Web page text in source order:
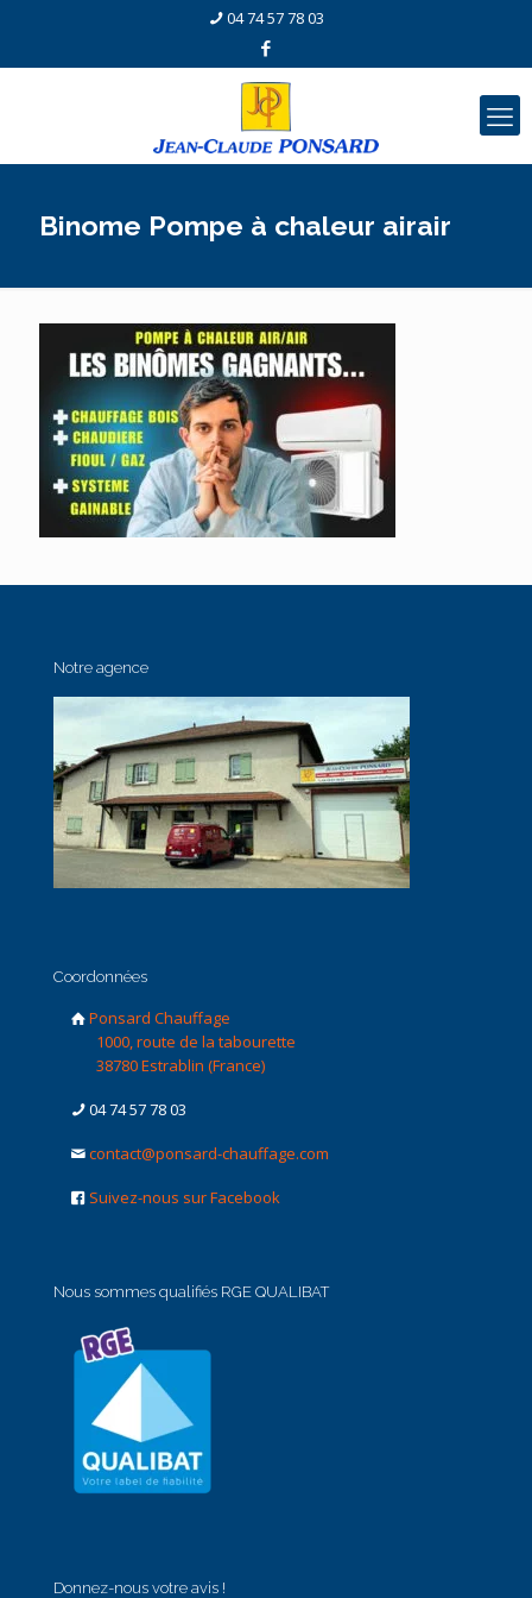
04 74 57 78 03
Binome Pompe à chaleur airair
Notre agence
Coordonnées
Ponsard Chauffage
1000, route de la tabourette
38780 Estrablin (France)
04 74 57 78 03
contact@ponsard-chauffage.com
Suivez-nous sur Facebook
Nous sommes qualifiés RGE QUALIBAT
Donnez-nous votre avis !